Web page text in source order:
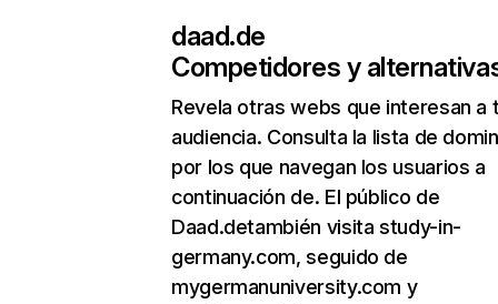
daad.de
Competidores y
Revela otras webs que interesan a
audiencia. Consulta la lista de
por los que navegan los usuarios a
continuación de. El público de
Daad.detambién visita study-in-
germany.com, seguido de
mygermanuniversity.com y